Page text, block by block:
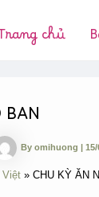
chủ
By omihuong | 15/
Việt CHU KỲ ĂN